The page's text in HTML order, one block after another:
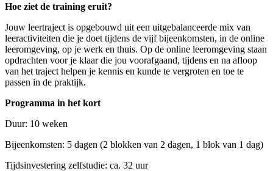
Hoe ziet de training eruit?
Jouw leertraject is opgebouwd uit een uitgebalanceerde mix van
leeractiviteiten die je doet tijdens de vijf bijeenkomsten, in de online
leeromgeving, op je werk en thuis. Op de online leeromgeving staan
opdrachten voor je klaar die jou voorafgaand, tijdens en na afloop
van het traject helpen je kennis en kunde te vergroten en toe te
passen in de praktijk.
Programma in het kort
Duur: 10 weken
Bijeenkomsten: 5 dagen (2 blokken van 2 dagen, 1 blok van 1 dag)
Tijdsinvestering zelfstudie: ca. 32 uur